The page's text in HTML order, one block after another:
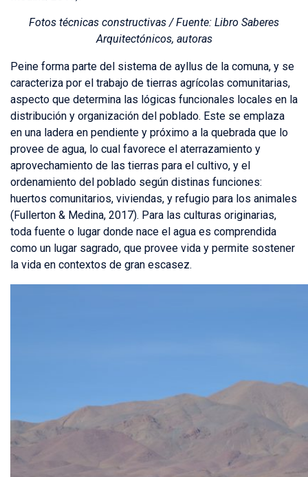
Fotos técnicas constructivas /Fuente: Libro Saberes
Arquitectónicos, autoras
Peine forma parte del sistema de ayllus de la comuna, y se
caracteriza por el trabajo de tierras agrícolas comunitarias,
aspecto que determina las lógicas funcionales locales en la
distribución y organización del poblado. Este se emplaza
en una ladera en pendiente y próximo a la quebrada que lo
provee de agua, lo cual favorece el aterrazamiento y
aprovechamiento de las tierras para el cultivo, y el
ordenamiento del poblado según distinas funciones:
huertos comunitarios, viviendas, y refugio para los animales
(Fullerton & Medina, 2017). Para las culturas originarias,
toda fuente o lugar donde nace el agua es comprendida
como un lugar sagrado, que provee vida y permite sostener
la vida en contextos de gran escasez.